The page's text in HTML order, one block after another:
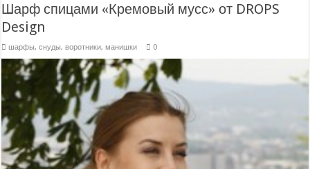
Шарф спицами «Кремовый мусс» от DROPS
Design
шарфы, снуды, воротники, манишки 0